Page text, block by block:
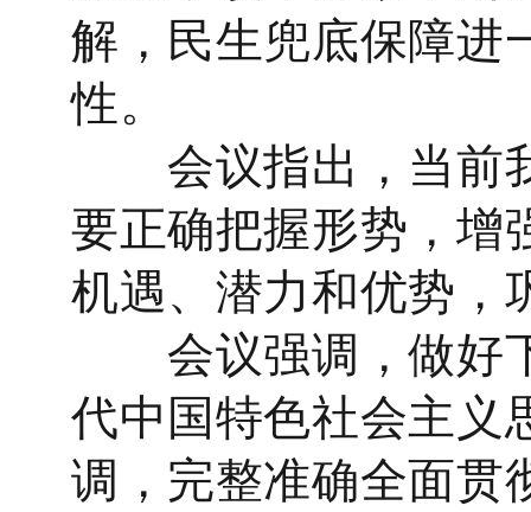
解，民生兜底保障进
性。
会议指出，当前我
要正确把握形势，增
机遇、潜力和优势，
会议强调，做好下
代中国特色社会主义
调，完整准确全面贯